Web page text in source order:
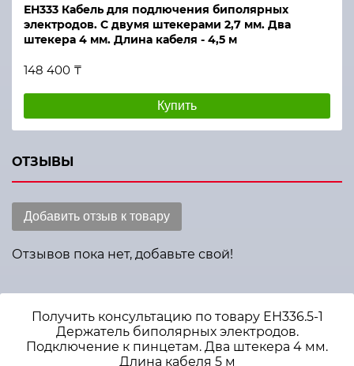
ЕН333 Кабель для подлючения биполярных
электродов. С двумя штекерами 2,7 мм. Два
штекера 4 мм. Длина кабеля - 4,5 м
148 400 ₸
Купить
ОТЗЫВЫ
Добавить отзыв к товару
Отзывов пока нет, добавьте свой!
Получить консультацию по товару ЕН336.5-1
Держатель биполярных электродов.
Подключение к пинцетам. Два штекера 4 мм.
Длина кабеля 5 м